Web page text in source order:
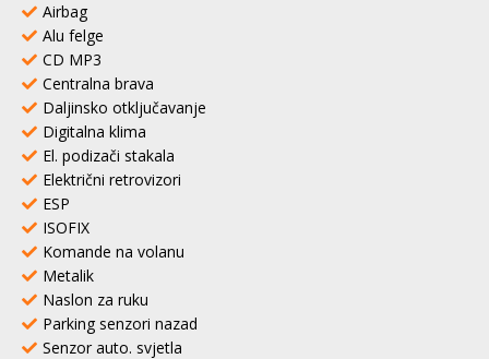
Airbag
Alu felge
CD MP3
Centralna brava
Daljinsko otključavanje
Digitalna klima
El. podizači stakala
Električni retrovizori
ESP
ISOFIX
Komande na volanu
Metalik
Naslon za ruku
Parking senzori nazad
Senzor auto. svjetla